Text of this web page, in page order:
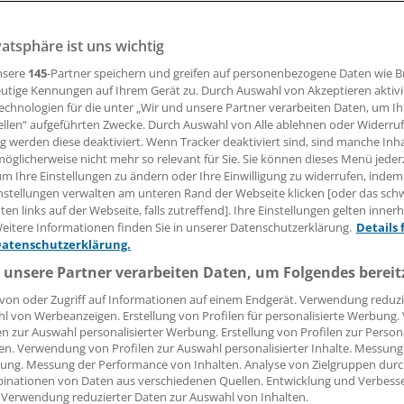
stehen die Zeichen auf Rückkehr der renalen
Zwei aktuelle Studien bestätigen, dass diese
Methode zur Blutdrucksenkung tatsächlich wirksam ist.
Leserin, lieber Leser,
Beitrag können Sie lesen, sobald Sie sich
Jetzt anmelden »
Kostenlos
vergessen?
Problem beim Login?
des kostenlosen Login:
Analysen, Hintergründe und Infografiken
Interviews und Praxis-Tipps
auf allemedizinischen Berichte und Kommentare
ist uns wichtig
145-Partner speichern und greifen auf personenbezogene Daten wie
Kennungen auf Ihrem Gerät zu. Durch Auswahl von Akzeptieren
für die unter „Wir und unsere Partner verarbeiten Daten, um
aufgeführten Zwecke. Durch Auswahl von Alle ablehnen oder
werden diese deaktiviert. Wenn Tracker deaktiviert sind, sind manche
nicht mehr so relevant für Sie. Sie können dieses Menü
Ihre Einstellungen zu ändern oder Ihre Einwilligung zu widerrufen,
verwalten am unteren Rand der Webseite klicken [oder das
links auf der Webseite, falls zutreffend]. Ihre Einstellungen gelten
Informationen finden Sie in unserer Datenschutzerklärung. Details
Partner verarbeiten Daten, um Folgendes
oder Zugriff auf Informationen auf einem Endgerät. Verwendung
von Werbeanzeigen. Erstellung von Profilen für personalisierte
zur Auswahl personalisierter Werbung. Erstellung von Profilen zur
Verwendung von Profilen zur Auswahl personalisierter Inhalte.
Messung der Performance von Inhalten. Analyse von Zielgruppen
von Daten aus verschiedenen Quellen. Entwicklung und
reduzierter Daten zur Auswahl von Inhalten.